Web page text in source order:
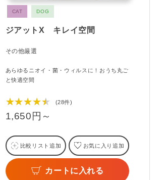
CAT DOG
ジアットX キレイ空間
その他厳選
あらゆるニオイ・菌・ウィルスに！おうち丸ご
と快適空間
★★★★★ (28件)
1,650円～
比較リスト追加 お気に入り追加
カートに入れる